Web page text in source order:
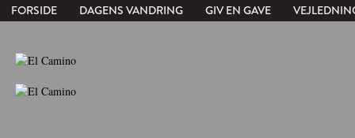
FORSIDE DAGENS VANDRING GIV EN GAVE